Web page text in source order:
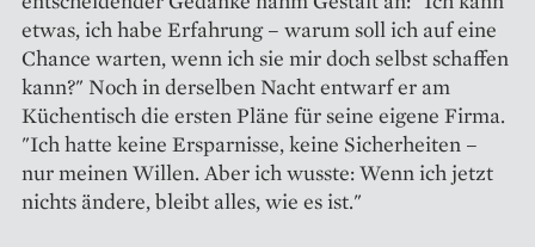
etwas, ich habe Erfahrung – warum soll ich auf eine
Chance warten, wenn ich sie mir doch selbst schaffen
kann?" Noch in derselben Nacht entwarf er am
Küchentisch die ersten Pläne für seine eigene Firma.
"Ich hatte keine Ersparnisse, keine Sicherheiten –
nur meinen Willen. Aber ich wusste: Wenn ich jetzt
nichts ändere, bleibt alles, wie es ist."